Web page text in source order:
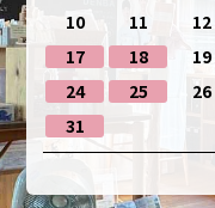
10
11 12
17
18 19
24
25 26
31